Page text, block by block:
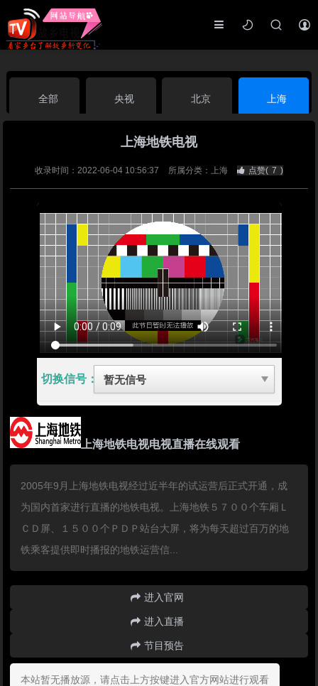
全部 央视 北京 上海
山东 江苏
辽宁 内蒙古 山西 陕西
上海地铁电视
收录时间：2022-06-04 10:56:37 所属分类：上海 点赞( 7 )
切换信号：
上海地铁电视电视直播在线观看
2005年9月上海地铁电视经过近半年的试运营后正式开通，成
为国内首家进行直播的地铁电视。上海地铁５７００个车厢Ｌ
ＣＤ屏、１５００个ＰＤＰ站台大屏，将为每天超过百万的地
铁乘客提供即时播报的地铁运营信...
进入官网
进入直播
节目预告
本站暂无播放源，请点击上方按键进入官方网站进行观看